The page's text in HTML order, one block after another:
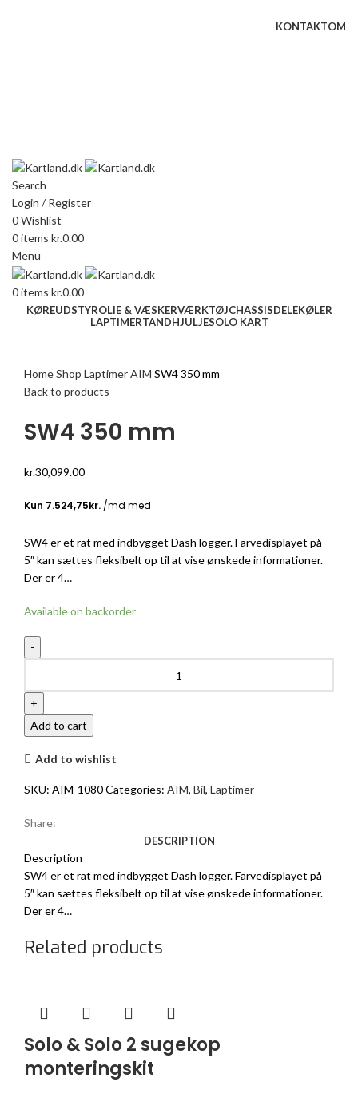
KONTAKTOM
Search
Login / Register
0Wishlist
0items kr.0.00
Menu
0items kr.0.00
KØREUDSTYROLIE & VÆSKERVÆRKTØJCHASSISDELEKØLER
LAPTIMERTANDHJULJESOLO KART
HomeShop LaptimerAIM SW4 350 mm
Back to products
SW4 350 mm
kr.30,099.00
SW4 er et rat med indbygget Dash logger. Farvedisplayet på
5″ kan sættes fleksibelt op til at vise ønskede informationer.
Der er 4…
Available on backorder
mm
quantity
Add to cart
Add to wishlist
SKU: AIM-1080Categories: AIM, Bil, Laptimer
Share:
DESCRIPTION
Description
SW4 er et rat med indbygget Dash logger. Farvedisplayet på
5″ kan sættes fleksibelt op til at vise ønskede informationer.
Der er 4…
Related products
Solo & Solo 2 sugekop
monteringskit